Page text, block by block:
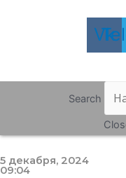
Vk
Search
5 декабря, 2024
09:04